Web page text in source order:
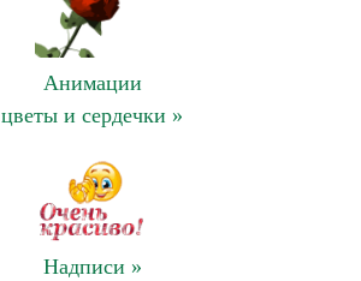
Анимации
цветы и сердечки »
Надписи »